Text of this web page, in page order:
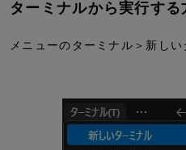
ターミナルから実行する
メニューのターミナル＞新しい